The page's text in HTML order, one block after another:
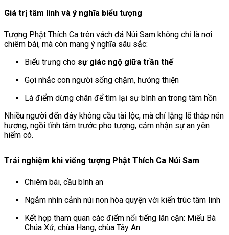
Giá trị tâm linh và ý nghĩa biểu tượng
Tượng Phật Thích Ca trên vách đá Núi Sam không chỉ là nơi
chiêm bái, mà còn mang ý nghĩa sâu sắc:
Biểu trưng cho sự giác ngộ giữa trần thế
Gợi nhắc con người sống chậm, hướng thiện
Là điểm dừng chân để tìm lại sự bình an trong tâm hồn
Nhiều người đến đây không cầu tài lộc, mà chỉ lặng lẽ thắp nén
hương, ngồi tĩnh tâm trước pho tượng, cảm nhận sự an yên
hiếm có.
Trải nghiệm khi viếng tượng Phật Thích Ca Núi Sam
Chiêm bái, cầu bình an
Ngắm nhìn cảnh núi non hòa quyện với kiến trúc tâm linh
Kết hợp tham quan các điểm nổi tiếng lân cận: Miếu Bà
Chúa Xứ, chùa Hang, chùa Tây An